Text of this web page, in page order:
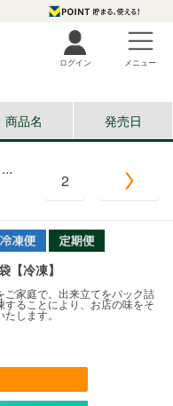
ログイン メニュー
商品名 発売日
...
2
【冷凍】
ご家庭で。出来立てをパック詰
することにより、お店の味をそ
たします。